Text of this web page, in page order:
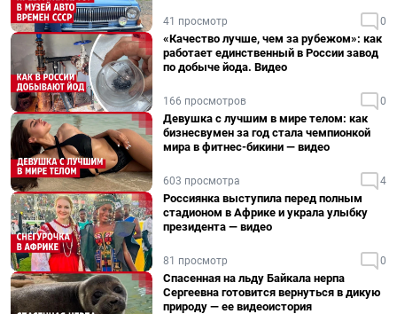
41 просмотр 0
«Качество лучше, чем за рубежом»: как
работает единственный в России завод
по добыче йода. Видео
166 просмотров 0
Девушка с лучшим в мире телом: как
бизнесвумен за год стала чемпионкой
мира в фитнес-бикини — видео
603 просмотра 4
Россиянка выступила перед полным
стадионом в Африке и украла улыбку
президента — видео
81 просмотр 0
Спасенная на льду Байкала нерпа
Сергеевна готовится вернуться в дикую
природу — ее видеоистория